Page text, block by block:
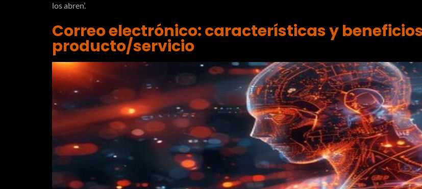
los abren’.
Correo electrónico: características y
producto/servicio